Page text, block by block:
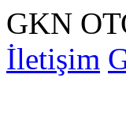
GKN
İletişim